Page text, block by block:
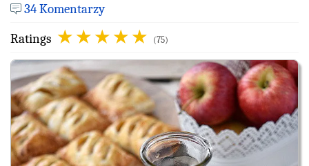
34 Komentarzy
Ratings
(75)